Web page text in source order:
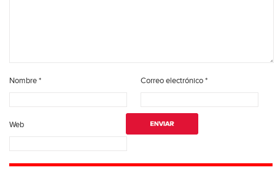
Nombre* Correo electrónico*
Web